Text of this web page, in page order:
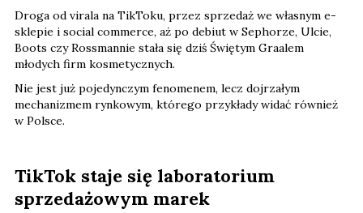
Droga od virala na TikToku, przez sprzedaż we własnym e-
sklepie i social commerce, aż po debiut w Sephorze, Ulcie,
Boots czy Rossmannie stała się dziś Świętym Graalem
młodych firm kosmetycznych.
Nie jest już pojedynczym fenomenem, lecz dojrzałym
mechanizmem rynkowym, którego przykłady widać również
w Polsce.
TikTok staje się laboratorium
sprzedażowym marek